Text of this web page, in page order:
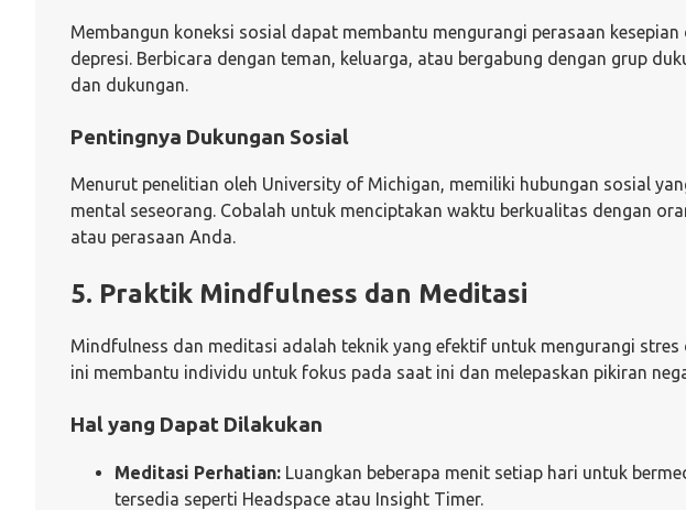
Membangun koneksi sosial dapat membantu mengurangi perasaan
depresi. Berbicara dengan teman, keluarga, atau bergabung dengan grup
dan dukungan.
Pentingnya Dukungan Sosial
Menurut penelitian oleh University of Michigan, memiliki hubungan sosial
mental seseorang. Cobalah untuk menciptakan waktu berkualitas dengan
atau perasaan Anda.
5. Praktik Mindfulness dan Meditasi
Mindfulness dan meditasi adalah teknik yang efektif untuk mengurangi
ini membantu individu untuk fokus pada saat ini dan melepaskan pikiran
Hal yang Dapat Dilakukan
Meditasi Perhatian: Luangkan beberapa menit setiap hari untuk
tersedia seperti Headspace atau Insight Timer.